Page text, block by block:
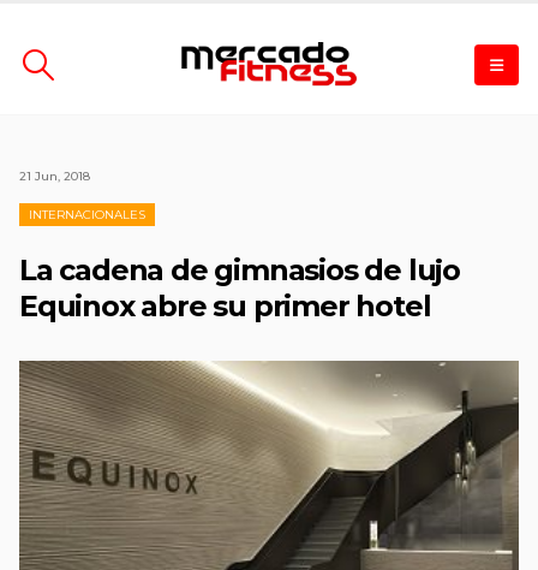
21 Jun, 2018
INTERNACIONALES
La cadena de gimnasios de lujo
Equinox abre su primer hotel